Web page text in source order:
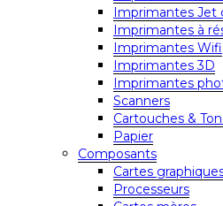
Imprimantes Jet
Imprimantes à
Imprimantes Wifi
Imprimantes 3D
Imprimantes
Scanners
Cartouches &
Papier
Composants
Cartes
Processeurs